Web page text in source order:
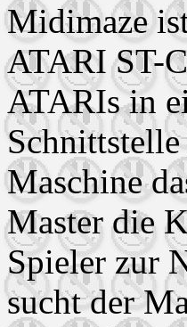
Midimaze
ATARI ST-
ATARIs in
Maschine
Master die
Spieler zur
sucht der